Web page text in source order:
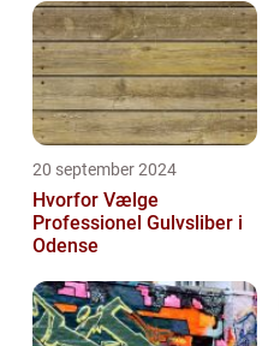
20 september 2024
Hvorfor Vælge
Professionel Gulvsliber i
Odense